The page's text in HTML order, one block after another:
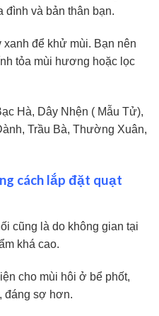
đình và bản thân bạn.
để khử mùi. Bạn nên
tỏa mùi hương hoặc lọc
Hà, Dây Nhện ( Mẫu Tử),
Trầu Bà, Thường Xuân,
cách lắp đặt quạt
cũng là do không gian tại
khá cao.
cho mùi hôi ở bể phốt,
đáng sợ hơn.